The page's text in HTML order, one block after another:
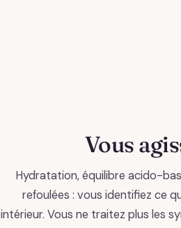
Vous
Hydratation, équilibre acido-
refoulées : vous identifiez ce
intérieur. Vous ne traitez plus les